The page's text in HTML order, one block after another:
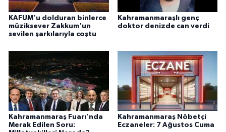
KAFUM'u dolduran binlerce
müziksever Zakkum'un
sevilen şarkılarıyla coştu
Kahramanmaraşlı genç
doktor denizde can verdi
Kahramanmaraş Fuarı'nda
Merak Edilen Soru:
Kahramanmaraş Nöbetçi
Eczaneler: 7 Ağustos Cuma